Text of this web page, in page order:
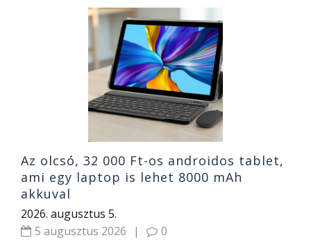
Az olcsó, 32 000 Ft-os androidos tablet,
ami egy laptop is lehet 8000 mAh
akkuval
2026. augusztus 5.
5 augusztus 2026
| 0